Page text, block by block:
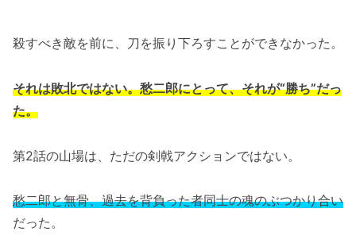
殺すべき敵を前に、刀を振り下ろすことができなかった。
それは敗北ではない。愁二郎にとって、それが“勝ち”だっ
た。
第2話の山場は、ただの剣戟アクションではない。
愁二郎と無骨、過去を背負った者同士の魂のぶつかり合い
だった。